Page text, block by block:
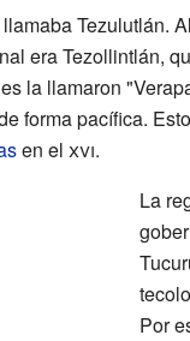
Tezulutlán.
era Tezollintlán,
la llamaron
forma pacífica.
en el xvi.
La
Por